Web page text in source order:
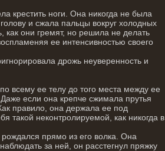
крестить ноги. Она никогда не была
и сжала пальцы вокруг холодных
как они гремят, но решила не делать
ее интенсивностью своего
дрожь неуверенность и
всему ее телу до того места между ее
если она крепче сжимала прутья
правило, она держала ее под
такой неконтролируемой, как никогда в
прямо из его волка. Она
за ней, он расстегнул пряжку